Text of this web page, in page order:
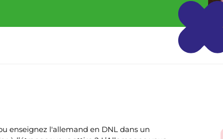
enseignez l'allemand en DNL dans un